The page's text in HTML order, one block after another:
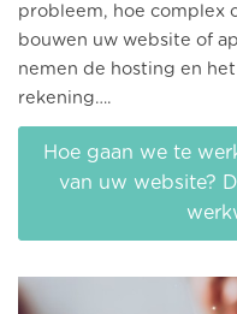
probleem, hoe complex
bouwen uw website of
nemen de hosting en
rekening….
Hoe gaan we te
van uw website?